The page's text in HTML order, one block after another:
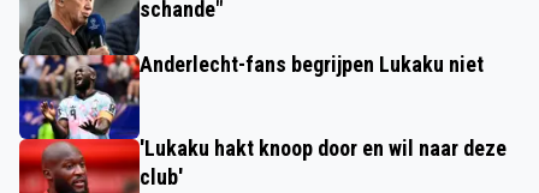
schande"
Anderlecht-fans begrijpen Lukaku niet
'Lukaku hakt knoop door en wil naar deze
club'